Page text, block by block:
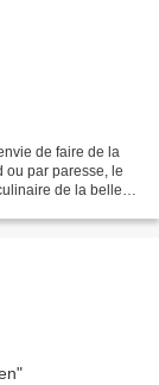
de faire de la
ou par paresse, le
de la belle